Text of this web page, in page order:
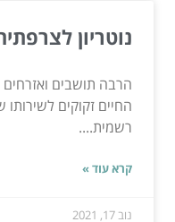
נוטריון
הרבה תושבים
החיים זקוקים לשירותו
רשמית....
קרא עוד »
נוב 17, 2021